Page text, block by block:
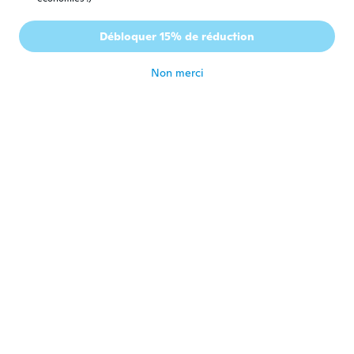
Toni
Inscrit depuis 2018 · 398 avis · 17 chargements
Débloquer 15% de réduction
Non merci